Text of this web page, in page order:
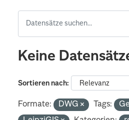
Keine
Sortieren nach
Formate: DWG Tags: